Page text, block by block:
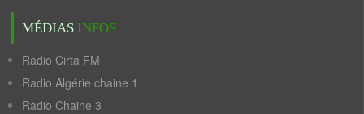
MÉDIAS INFOS
Radio Cirta FM
Radio Algérie chaine 1
Radio Chaine 3